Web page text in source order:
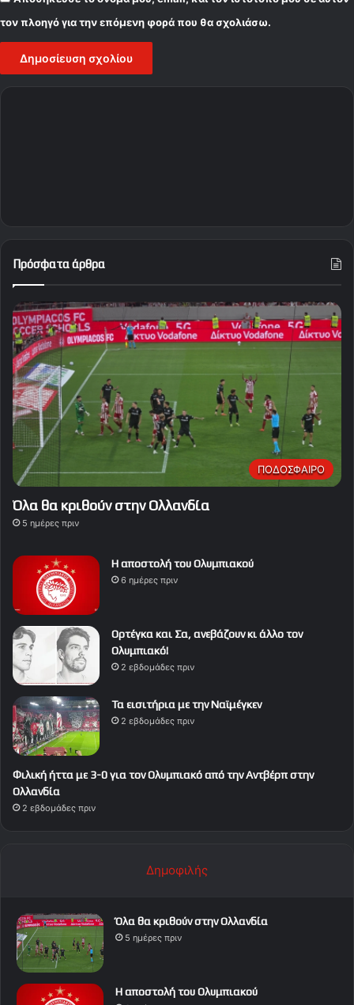
τον πλοηγό για την επόμενη φορά που θα σχολιάσω.
Πρόσφατα άρθρα
ΠΟΔΟΣΦΑΙΡΟ
Όλα θα κριθούν στην Ολλανδία
5 ημέρες πριν
Η αποστολή του Ολυμπιακού
6 ημέρες πριν
Ορτέγκα και Σα, ανεβάζουν κι άλλο τον
Ολυμπιακό!
2 εβδομάδες πριν
Τα εισιτήρια με την Ναϊμέγκεν
2 εβδομάδες πριν
Φιλική ήττα με 3-0 για τον Ολυμπιακό από την Αντβέρπ στην
Ολλανδία
2 εβδομάδες πριν
Δημοφιλής
Όλα θα κριθούν στην Ολλανδία
5 ημέρες πριν
Η αποστολή του Ολυμπιακού